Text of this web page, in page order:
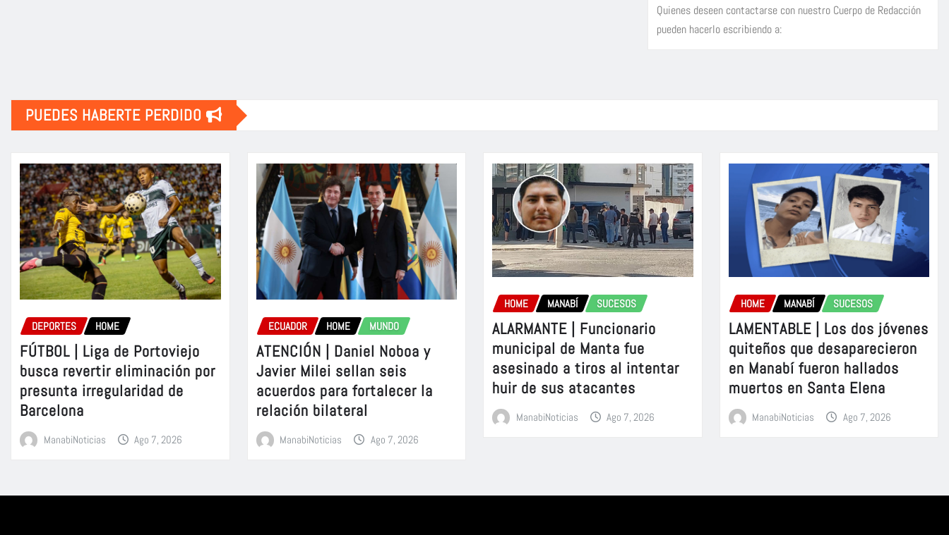
Quienes deseen contactarse con nuestro Cuerpo de Redacción
pueden hacerlo escribiendo a:
PUEDES HABERTE PERDIDO
DEPORTES HOME
FÚTBOL | Liga de Portoviejo
busca revertir eliminación por
presunta irregularidad de
Barcelona
ManabiNoticias Ago 7, 2026
ECUADOR HOME MUNDO
ATENCIÓN | Daniel Noboa y
Javier Milei sellan seis
acuerdos para fortalecer la
relación bilateral
ManabiNoticias Ago 7, 2026
HOME MANABÍ SUCESOS
ALARMANTE | Funcionario
municipal de Manta fue
asesinado a tiros al intentar
huir de sus atacantes
ManabiNoticias Ago 7, 2026
HOME MANABÍ SUCESOS
LAMENTABLE | Los dos jóvenes
quiteños que desaparecieron
en Manabí fueron hallados
muertos en Santa Elena
ManabiNoticias Ago 7, 2026